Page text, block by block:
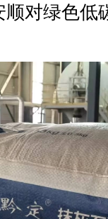
顺对绿色低